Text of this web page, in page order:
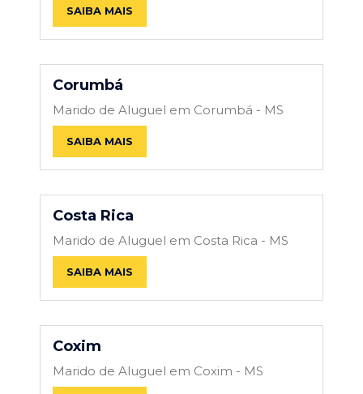
SAIBA MAIS
Corumbá
Marido de Aluguel em Corumbá - MS
SAIBA MAIS
Costa Rica
Marido de Aluguel em Costa Rica - MS
SAIBA MAIS
Coxim
Marido de Aluguel em Coxim - MS